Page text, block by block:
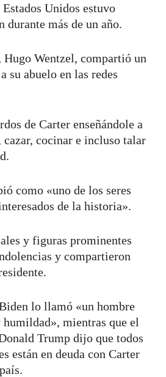
Unidos estuvo
durante más de un año.
Wentzel, compartió un
su abuelo en las redes
de Carter enseñándole a
cazar, cocinar e incluso talar
como «uno de los seres
​​de la historia».
y figuras prominentes
y compartieron
lo llamó «un hombre
mientras que el
Trump dijo que todos
están en deuda con Carter